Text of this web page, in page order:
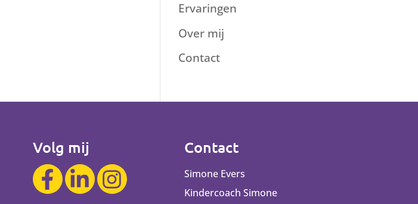
Ervaringen
Over mij
Contact
Volg mij Contact
Simone Evers
Kindercoach Simone